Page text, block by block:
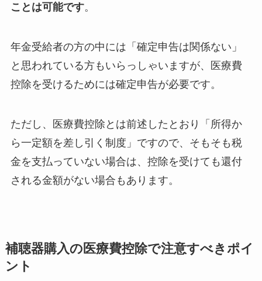
ことは可能です。
年金受給者の方の中には「確定申告は関係ない」
と思われている方もいらっしゃいますが、医療費
控除を受けるためには確定申告が必要です。
ただし、医療費控除とは前述したとおり「所得か
ら一定額を差し引く制度」ですので、そもそも税
金を支払っていない場合は、控除を受けても還付
される金額がない場合もあります。
補聴器購入の医療費控除で注意すべきポイ
ント